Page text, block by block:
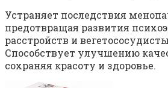
Устраняет последствия
предотвращая развития
расстройств и
Способствует улучшению
сохраняя красоту и здоровье.